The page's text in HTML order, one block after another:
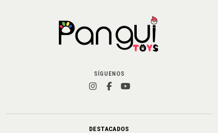
SÍGUENOS
DESTACADOS